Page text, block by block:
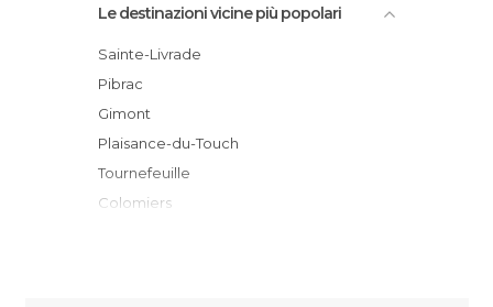
Le destinazioni vicine più popolari
Sainte-Livrade
Pibrac
Gimont
Plaisance-du-Touch
Tournefeuille
Colomiers